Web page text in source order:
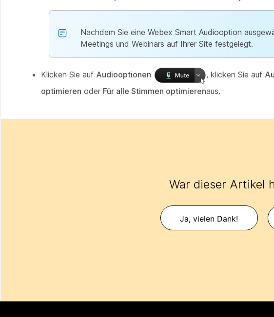
Nachdem Sie eine Webex Smart Audiooption
Meetings und Webinars auf Ihrer Site festgelegt.
Klicken Sie auf Audiooptionen , klicken Sie auf
optimieren oder Für alle Stimmen optimierenaus.
War dieser Artikel
Ja, vielen Dank!